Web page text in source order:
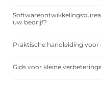
uw bedrijf?
Praktische handleiding voor
Gids voor kleine